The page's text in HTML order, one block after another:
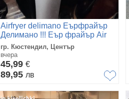
Airfryer delimano Еърфрайър
Делимано !!! Еър фрайър Air
fryer Мултикукър Фритюрник с
горещ въздух
гр. Кюстендил, Център
вчера
45,99 €
89,95 лв